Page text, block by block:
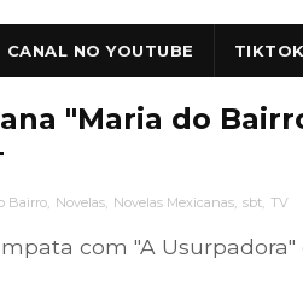
CANAL NO YOUTUBE TIKTOK
"Maria do
Bairro, Novelas, Novelas Mexicanas, sbt, TV
com "A